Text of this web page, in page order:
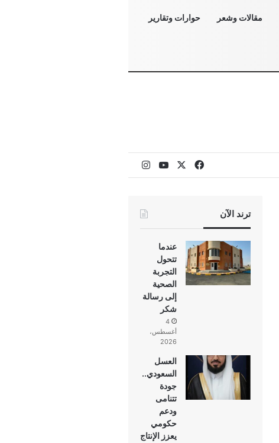
مقالات وشعر حوارات وتقارير
فيسبوك ‫YouTubeانستقرام
ترند الآن
عندما
تتحول
التجربة
الصحية
إلى رسالة
شكر
4
أغسطس،
2026
العسل
السعودي..
جودة
تتنامى
ودعم
حكومي
يعزز الإنتاج